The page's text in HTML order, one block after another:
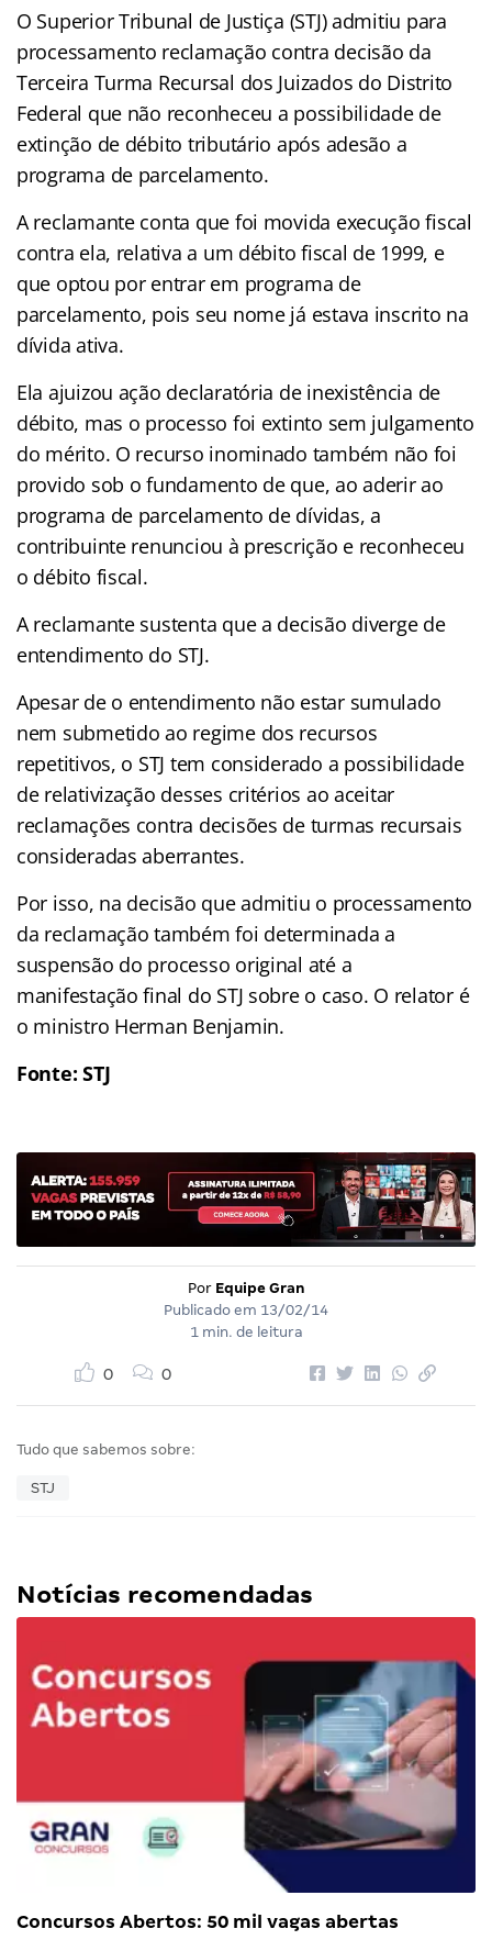
O Superior Tribunal de Justiça (STJ) admitiu para
processamento reclamação contra decisão da
Terceira Turma Recursal dos Juizados do Distrito
Federal que não reconheceu a possibilidade de
extinção de débito tributário após adesão a
programa de parcelamento.
A reclamante conta que foi movida execução fiscal
contra ela, relativa a um débito fiscal de 1999, e
que optou por entrar em programa de
parcelamento, pois seu nome já estava inscrito na
dívida ativa.
Ela ajuizou ação declaratória de inexistência de
débito, mas o processo foi extinto sem julgamento
do mérito. O recurso inominado também não foi
provido sob o fundamento de que, ao aderir ao
programa de parcelamento de dívidas, a
contribuinte renunciou à prescrição e reconheceu
o débito fiscal.
A reclamante sustenta que a decisão diverge de
entendimento do STJ.
Apesar de o entendimento não estar sumulado
nem submetido ao regime dos recursos
repetitivos, o STJ tem considerado a possibilidade
de relativização desses critérios ao aceitar
reclamações contra decisões de turmas recursais
consideradas aberrantes.
Por isso, na decisão que admitiu o processamento
da reclamação também foi determinada a
suspensão do processo original até a
manifestação final do STJ sobre o caso. O relator é
o ministro Herman Benjamin.
Fonte: STJ
Por Equipe Gran
Publicado em 13/02/14
1 min. de leitura
0 0
Tudo que sabemos sobre:
STJ
Notícias recomendadas
Concursos Abertos: 50 mil vagas abertas